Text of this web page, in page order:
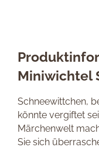
Miniwichtel
Schneewittchen,
könnte vergiftet
Märchenwelt
Sie sich